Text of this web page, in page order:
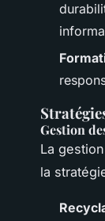
Gestion
La
la